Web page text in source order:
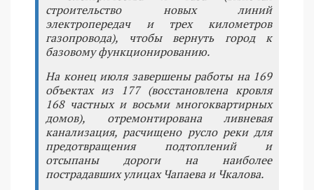
строительство новых линий
электропередач и трех километров
газопровода), чтобы вернуть город к
базовому функционированию.
На конец июля завершены работы на 169
объектах из 177 (восстановлена кровля
168 частных и восьми многоквартирных
домов), отремонтирована ливневая
канализация, расчищено русло реки для
предотвращения подтоплений и
отсыпаны дороги на наиболее
пострадавших улицах Чапаева и Чкалова.